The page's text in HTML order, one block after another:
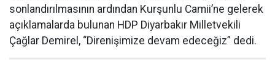
sonlandırılmasının ardından Kurşunlu Camii’ne gelerek
açıklamalarda bulunan HDP Diyarbakır Milletvekili
Çağlar Demirel, “Direnişimize devam edeceğiz” dedi.